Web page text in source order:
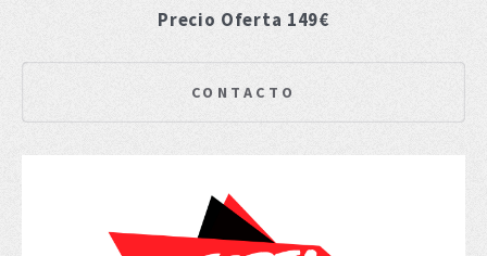
Precio Oferta 149€
CONTACTO